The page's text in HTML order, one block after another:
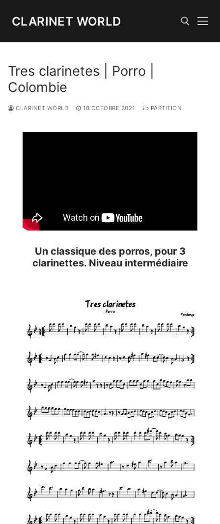
CLARINET WORLD
Tres clarinetes | Porro |
Colombie
CLARINET WORLD 18 OCTOBRE 2021 PARTITION
Un classique des porros, pour 3
clarinettes. Niveau intermédiaire